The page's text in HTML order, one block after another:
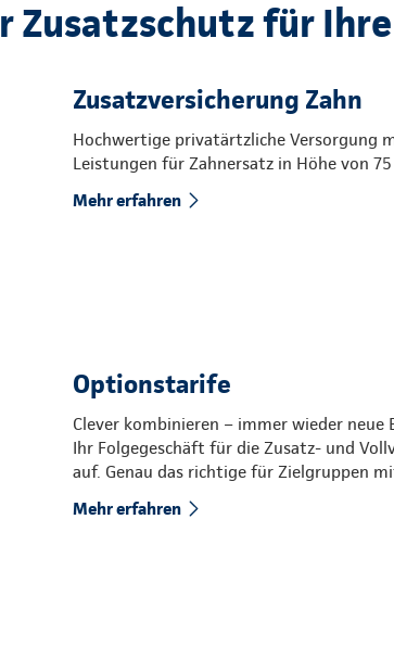
Zusatzschutz für
Zusatzversicherung Zahn
Hochwertige privatärtzliche Versorgung
Leistungen für Zahnersatz in Höhe von
Mehr erfahren
Optionstarife
Clever kombinieren – immer wieder
Ihr Folgegeschäft für die Zusatz- und
auf. Genau das richtige für Zielgruppen
Mehr erfahren